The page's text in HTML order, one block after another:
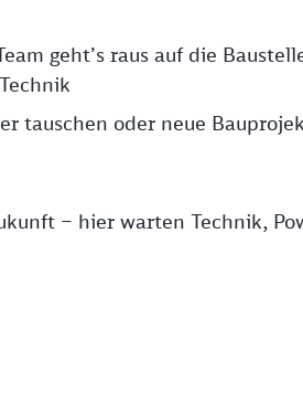
geht’s raus auf die
tauschen oder neue
– hier warten Technik,